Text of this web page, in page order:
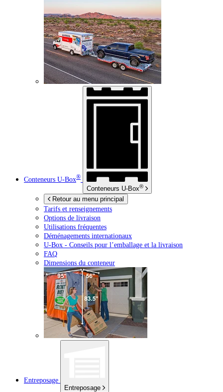
Conteneurs U-Box®
Conteneurs U-Box®
Retour au menu principal
Tarifs et renseignements
Options de livraison
Utilisations fréquentes
Déménagements internationaux
U-Box - Conseils pour l’emballage et la livraison
FAQ
Dimensions du conteneur
Entreposage
Entreposage